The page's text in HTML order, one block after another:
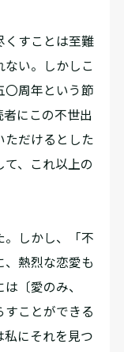
すことは至難
い。しかしこ
〇周年という節
にこの不世出
ただけるとした
、これ以上の
しかし、「不
、熱烈な恋愛も
〔愛のみ、
ことができる
にそれを見つ